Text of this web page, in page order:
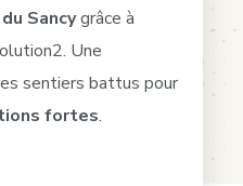
Sancygrâce à
Une
sentiers battus pour
fortes.